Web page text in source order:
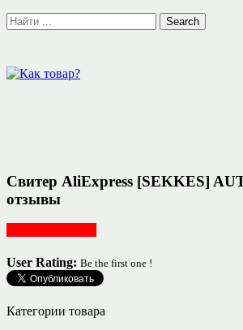
Свитер AliExpress [SEKKES]
отзывы
User Rating: Be the first one !
Категории товара